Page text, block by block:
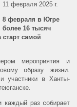
11 февраля 2025 г.
8 февраля в Югре
более 16 тысяч
самой
мероприятия и
образу жизни.
участники в Ханты-
каждый раз собирает